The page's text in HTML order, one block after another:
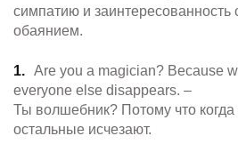
симпатию и
обаянием.
Are you a magician? Because
everyone else disappears. –
Ты волшебник? Потому что
остальные исчезают.